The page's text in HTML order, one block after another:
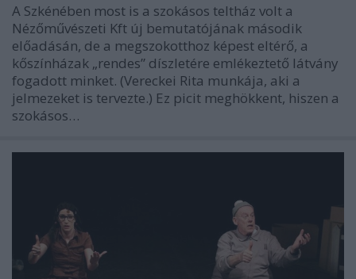
A Szkénében most is a szokásos teltház volt a
Nézőművészeti Kft új bemutatójának második
előadásán, de a megszokotthoz képest eltérő, a
kőszínházak „rendes” díszletére emlékeztető látvány
fogadott minket. (Vereckei Rita munkája, aki a
jelmezeket is tervezte.) Ez picit meghökkent, hiszen a
szokásos…